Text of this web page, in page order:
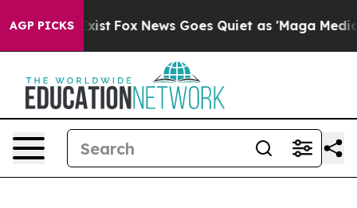
AGP PICKS
Exist Fox News Goes Quiet as 'Maga Media